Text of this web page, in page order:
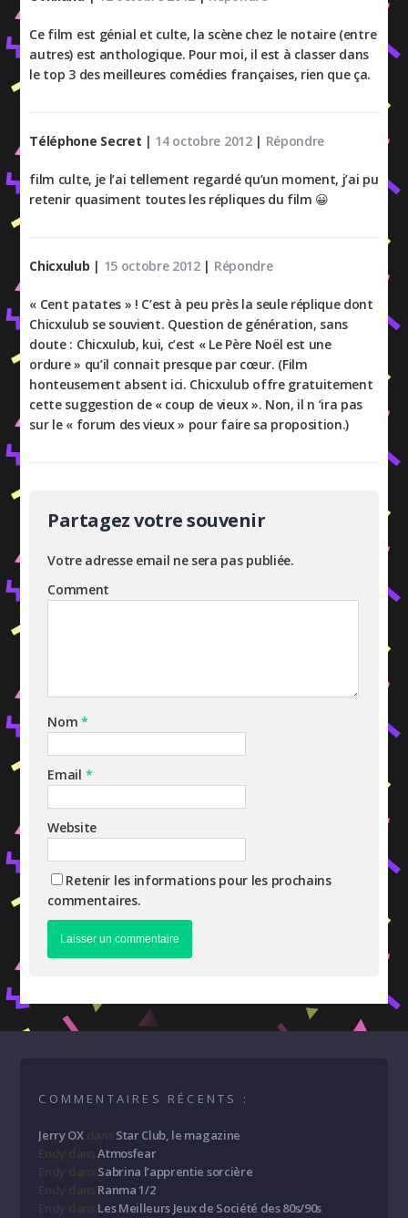
Ce film est génial et culte, la scène chez le notaire (entre
autres) est anthologique. Pour moi, il est à classer dans
le top 3 des meilleures comédies françaises, rien que ça.
Téléphone Secret | 14 octobre 2012| Répondre
film culte, je l’ai tellement regardé qu’un moment, j’ai pu
retenir quasiment toutes les répliques du film 😀
Chicxulub | 15 octobre 2012| Répondre
« Cent patates » ! C’est à peu près la seule réplique dont
Chicxulub se souvient. Question de génération, sans
doute : Chicxulub, kui, c’est « Le Père Noël est une
ordure » qu’il connait presque par cœur. (Film
honteusement absent ici. Chicxulub offre gratuitement
cette suggestion de « coup de vieux ». Non, il n ‘ira pas
sur le « forum des vieux » pour faire sa proposition.)
Partagez votre souvenir
Votre adresse email ne sera pas publiée.
Comment
Nom*
Email *
Website
Retenir les informations pour les prochains
commentaires.
COMMENTAIRES RÉCENTS :
Jerry OXdans Star Club, le magazine
dansAtmosfear
Sabrina l’apprentie sorcière
Ranma 1/2
Les Meilleurs Jeux de Société des 80s/90s